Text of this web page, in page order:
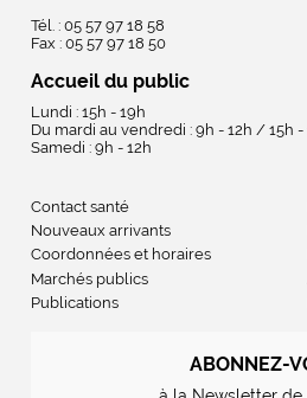
Tél. : 05 57 97 18 58
Fax : 05 57 97 18 50
Accueil du public
Lundi : 15h - 19h
Du mardi au vendredi : 9h - 12h / 15h -
Samedi : 9h - 12h
Contact santé
Nouveaux arrivants
Coordonnées et horaires
Marchés publics
Publications
ABONNEZ-